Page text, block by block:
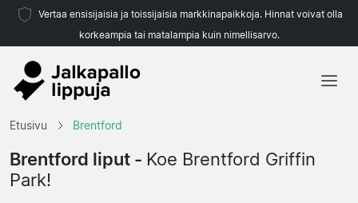
Vertaa ensisijaisia ja toissijaisia markkinapaikkoja. Hinnat voivat olla
korkeampia tai matalampia kuin nimellisarvo.
Joukkueet
Etusivu Brentford
Brentford liput - Koe Brentford Griffin
Park!